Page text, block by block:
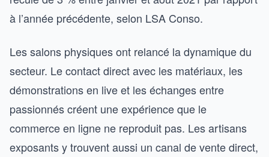
à l’année précédente, selon LSA Conso.
Les salons physiques ont relancé la dynamique du
secteur. Le contact direct avec les matériaux, les
démonstrations en live et les échanges entre
passionnés créent une expérience que le
commerce en ligne ne reproduit pas. Les artisans
exposants y trouvent aussi un canal de vente direct,